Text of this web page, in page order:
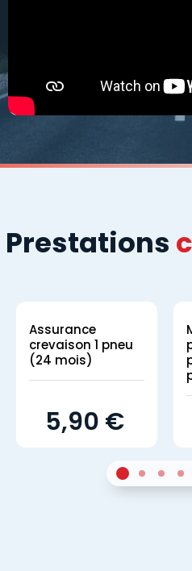
Prestations
Assurance
crevaison 1 pneu
(24 mois)
5,90 €
Sur 42Sur 43Sur 44